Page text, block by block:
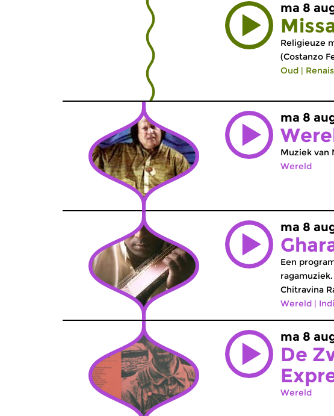
ma 8
Religieuze
(Costanzo
Oud |
ma 8
Muziek van
Wereld
ma 8
Een
Chitravina
Wereld |
ma 8
De
Wereld